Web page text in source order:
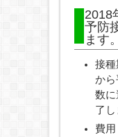
2018
予防
ます。
接種
から
数に
了し
費